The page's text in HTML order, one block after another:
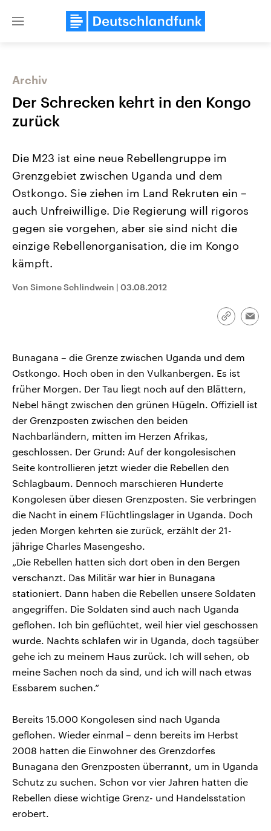
Close
Landtagswahl Sachsen-Anhalt
Alle Informationen
Sachsen-Anhalt wählt am 6.
September 2026 einen neuen
Landtag. Seit 2021 wird das
Bundesland von einer Koalition aus
Umfragen, Prognosen,
USA
Hintergründe
Wirtschaftlich und
gehören die Vereinigten
Archiv
Der Schrecken kehrt in den Kongo
zurück
Die M23 ist eine neue Rebellengruppe im
Grenzgebiet zwischen Uganda und dem
Ostkongo. Sie ziehen im Land Rekruten ein –
auch Unfreiwillige. Die Regierung will rigoros
gegen sie vorgehen, aber sie sind nicht die
einzige Rebellenorganisation, die im Kongo
kämpft.
Von Simone Schlindwein | 03.08.2012
Link
Bunagana – die Grenze zwischen Uganda und dem
Ostkongo. Hoch oben in den Vulkanbergen. Es ist
früher Morgen. Der Tau liegt noch auf den Blättern,
Nebel hängt zwischen den grünen Hügeln. Offiziell ist
der Grenzposten zwischen den beiden
Nachbarländern, mitten im Herzen Afrikas,
geschlossen. Der Grund: Auf der kongolesischen
Seite kontrollieren jetzt wieder die Rebellen den
Schlagbaum. Dennoch marschieren Hunderte
Kongolesen über diesen Grenzposten. Sie verbringen
die Nacht in einem Flüchtlingslager in Uganda. Doch
jeden Morgen kehrten sie zurück, erzählt der 21-
jährige Charles Masengesho.
„Die Rebellen hatten sich dort oben in den Bergen
verschanzt. Das Militär war hier in Bunagana
stationiert. Dann haben die Rebellen unsere Soldaten
angegriffen. Die Soldaten sind auch nach Uganda
geflohen. Ich bin geflüchtet, weil hier viel geschossen
wurde. Nachts schlafen wir in Uganda, doch tagsüber
gehe ich zu meinem Haus zurück. Ich will sehen, ob
meine Sachen noch da sind, und ich will nach etwas
Essbarem suchen.“
Bereits 15.000 Kongolesen sind nach Uganda
geflohen. Wieder einmal – denn bereits im Herbst
2008 hatten die Einwohner des Grenzdorfes
Bunagana den Grenzposten überrannt, um in Uganda
Schutz zu suchen. Schon vor vier Jahren hatten die
Rebellen diese wichtige Grenz- und Handelsstation
erobert.